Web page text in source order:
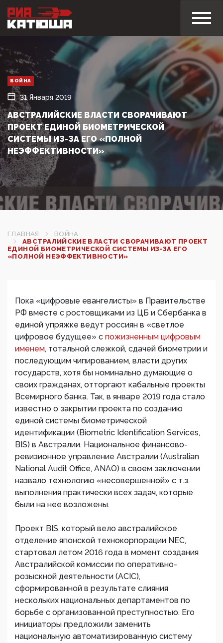
ВОЙНА
31 Января 2019
АВСТРАЛИЙСКИЕ ВЛАСТИ СВОРАЧИВАЮТ
ПРОЕКТ ЕДИНОЙ БИОМЕТРИЧЕСКОЙ
СИСТЕМЫ ИЗ-ЗА ЕГО «ПОЛНОЙ
НЕЭФФЕКТИВНОСТИ»
ГЛАВНАЯ
ВОЙНА
АВСТРАЛИЙСКИЕ ВЛАСТИ СВОРАЧИВАЮТ ПРОЕКТ
ЕДИНОЙ БИОМЕТРИЧЕСКОЙ СИСТЕМЫ ИЗ-ЗА ЕГО
«ПОЛНОЙ НЕЭФФЕКТИВНОСТИ»
Пока «цифровые евангелисты» в Правительстве
РФ вместе с ростовщиками из ЦБ и Сбербанка в
единой упряжке ведут россиян в «светлое
цифровое будущее» с пожизненным цифровым
именем, тотальной слежкой, сдачей биометрии и
последующим чипированием, власти других
государств, хотя бы номинально думающие о
своих гражданах, отторгают кабальные проекты
Всемирного банка. Так, в январе 2019 года стало
известно о закрытии проекта по созданию
единой системы биометрической
идентификации (Biometric Identification Services,
BIS) в Австралии. Национальное финансово-
ревизионное управление Австралии (Australian
National Audit Office, ANAO) в своем заключении
назвало технологию «несовершенной» с т.з.
выполнения практически всех задач, которые
были на нее возложены.
Проект BIS, который вело австралийское
отделение японской технокорпорации NEC,
стартовал летом 2016 года в момент создания
Австралийской комиссии по оперативно-
розыскной деятельности (ACIC),
сформированной в результате слияния
нескольких национальных департаментов по
борьбе с организованной преступностью. Его
инициаторы предложили заменить
национальную автоматизированную систему